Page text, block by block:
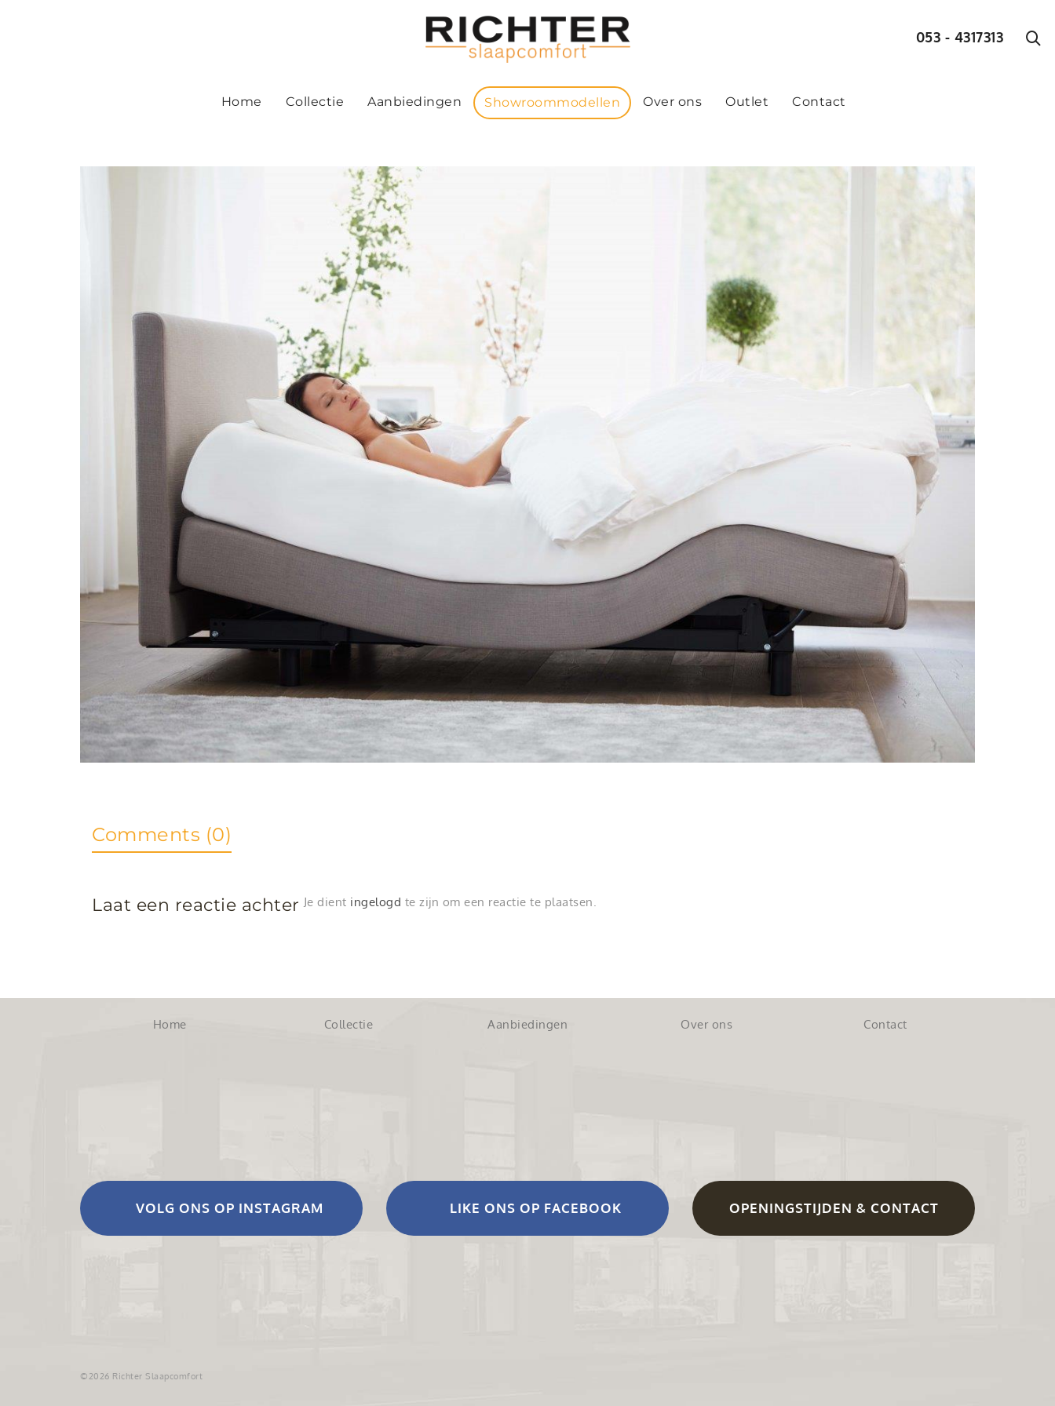
053 - 4317313
Home Collectie Aanbiedingen Showroommodellen Over ons Outlet Contact
Comments (0)
Laat een reactie achter Je dient ingelogd te zijn om een reactie te plaatsen.
Home Collectie Aanbiedingen Over ons Contact
VOLG ONS OP INSTAGRAM LIKE ONS OP FACEBOOK OPENINGSTIJDEN & CONTACT
©2026 Richter Slaapcomfort